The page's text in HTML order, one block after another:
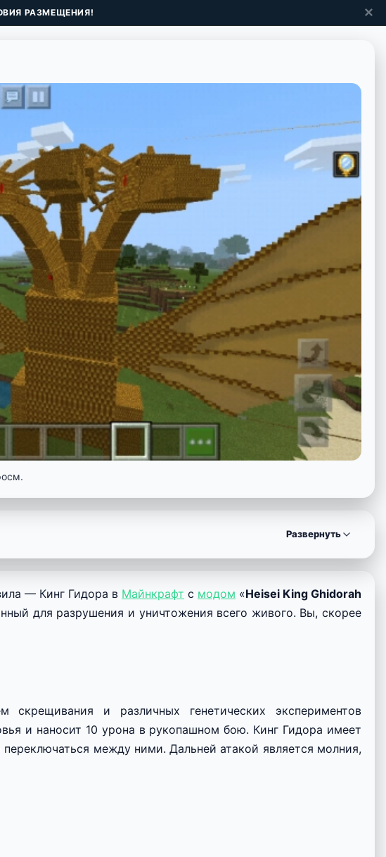
РАЗМЕЩЕНИЯ! ✕
Развернуть
— Кинг Гидора в Майнкрафт с модом «Heisei King Ghidorah
для разрушения и уничтожения всего живого. Вы, скорее
и различных генетических экспериментов
и наносит 10 урона в рукопашном бою. Кинг Гидора имеет
между ними. Дальней атакой является молния,